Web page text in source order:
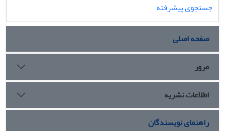
جستجوی پیشرفته
صفحه اصلی
مرور
اطلاعات نشریه
راهنمای نویسندگان